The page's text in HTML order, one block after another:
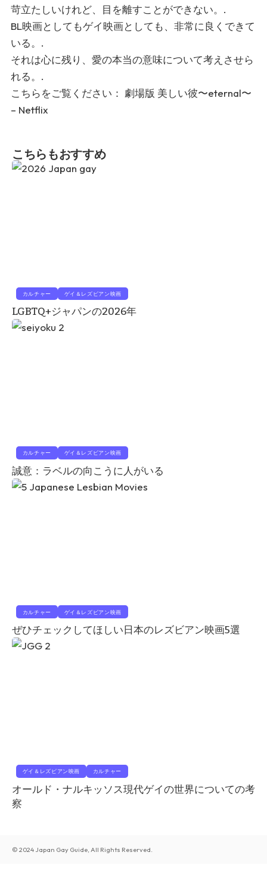
苛立たしいけれど、目を離すことができない。.
BL映画としてもゲイ映画としても、非常に良くできて
いる。.
それは心に残り、愛の本当の意味について考えさせら
れる。.
こちらをご覧ください： 劇場版 美しい彼〜eternal〜
– Netflix
こちらもおすすめ
カルチャー ゲイ＆レズビアン映画
LGBTQ+ジャパンの2026年
カルチャー ゲイ＆レズビアン映画
誠意：ラベルの向こうに人がいる
カルチャー ゲイ＆レズビアン映画
ぜひチェックしてほしい日本のレズビアン映画5選
ゲイ＆レズビアン映画 カルチャー
オールド・ナルキッソス現代ゲイの世界についての考
察
© 2024 Japan Gay Guide, All Rights Reserved.